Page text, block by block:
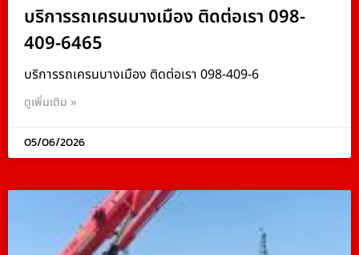
บริการรถเครนบางเมือง ติดต่อเรา 098-
409-6465
บริการรถเครนบางเมือง ติดต่อเรา 098-409-6
ดูเพิ่มเติม »
05/06/2026